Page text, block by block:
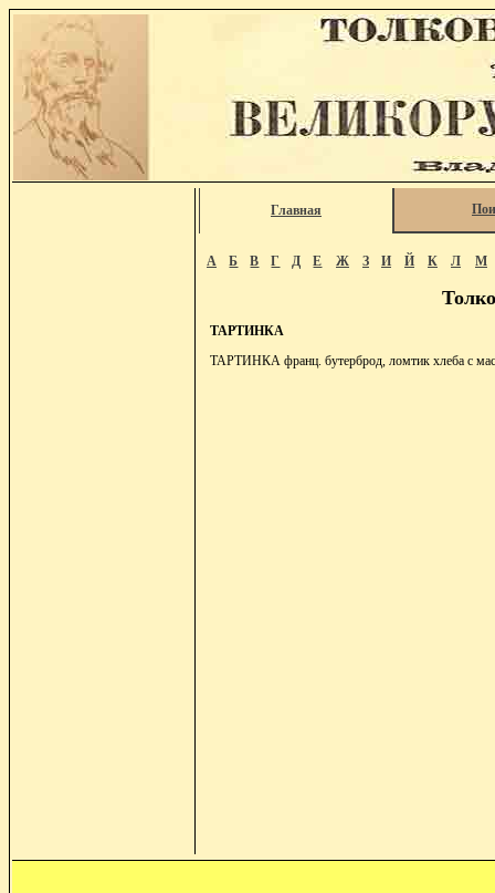
Главная
А Б В Г Д Е Ж З И Й К Л М
ТАРТИНКА
ТАРТИНКА франц. бутерброд, ломтик хлеба с